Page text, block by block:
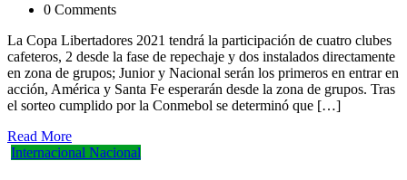
0 Comments
La Copa Libertadores 2021 tendrá la participación de cuatro clubes
cafeteros, 2 desde la fase de repechaje y dos instalados directamente
en zona de grupos; Junior y Nacional serán los primeros en entrar en
acción, América y Santa Fe esperarán desde la zona de grupos. Tras
el sorteo cumplido por la Conmebol se determinó que […]
Read More
Internacional Nacional